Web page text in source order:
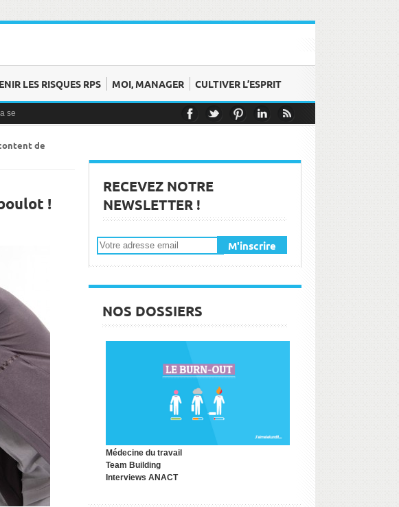
LES RISQUES RPS MOI, MANAGER CULTIVER L’ESPRIT
: la clochette
: choisir le bon moment !
quesaco ?
de
!
RECEVEZ NOTRE
NEWSLETTER !
NOS DOSSIERS
Médecine du travail
Team Building
Interviews ANACT